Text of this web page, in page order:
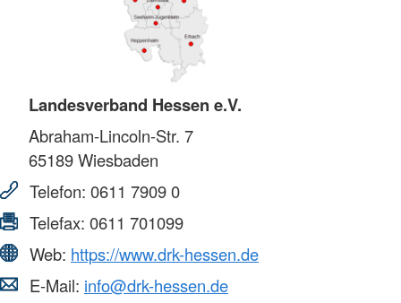
Landesverband Hessen e.V.
Abraham-Lincoln-Str. 7
65189Wiesbaden
Telefon: 0611 7909 0
Telefax: 0611 701099
Web: https://www.drk-hessen.de
E-Mail: info@drk-hessen.de